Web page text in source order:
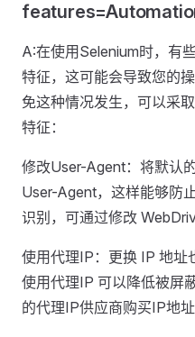
A:在使用Selenium时，有
特征，这可能会导致您的
免这种情况发生，可以采
特征：
修改User-Agent：将默认
User-Agent，这样能够防
识别，可通过修改
使用代理IP：更换 IP 地址
使用代理IP 可以降低被屏
的代理IP供应商购买IP地址